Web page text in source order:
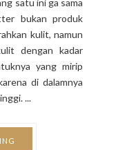
bukan produk
kulit, namun
dengan kadar
yang mirip
di dalamnya
...